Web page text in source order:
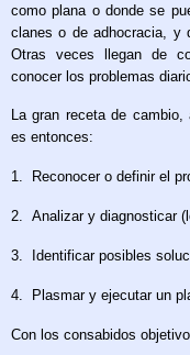
como plana o donde se
clanes o de adhocracia, y
Otras veces llegan de
conocer los problemas
La gran receta de
es entonces:
1. Reconocer o definir el
2. Analizar y diagnosticar
3. Identificar posibles
4. Plasmar y ejecutar un
Con los consabidos